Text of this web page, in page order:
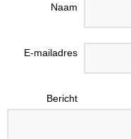
Naam
E-mailadres
Bericht